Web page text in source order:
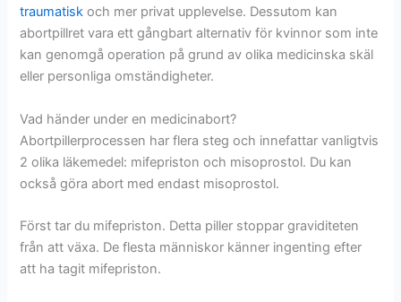
traumatisk och mer privat upplevelse. Dessutom kan
abortpillret vara ett gångbart alternativ för kvinnor som inte
kan genomgå operation på grund av olika medicinska skäl
eller personliga omständigheter.
Vad händer under en medicinabort?
Abortpillerprocessen har flera steg och innefattar vanligtvis
2 olika läkemedel: mifepriston och misoprostol. Du kan
också göra abort med endast misoprostol.
Först tar du mifepriston. Detta piller stoppar graviditeten
från att växa. De flesta människor känner ingenting efter
att ha tagit mifepriston.